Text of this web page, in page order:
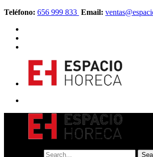
Teléfono: 656 999 833 Email: